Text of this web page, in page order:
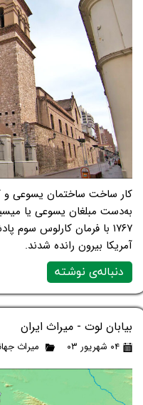
به‌دست مبلغان یسوعی یا
۱۷۶۷ با فرمان کارلوس سوم
آمریکا بیرون رانده شدند.
دنباله‌ی نوشته
بیابان لوت - میراث ایران
۰۴ شهریور ۰۳ میراث